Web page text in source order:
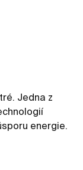
Jedna z
energie.